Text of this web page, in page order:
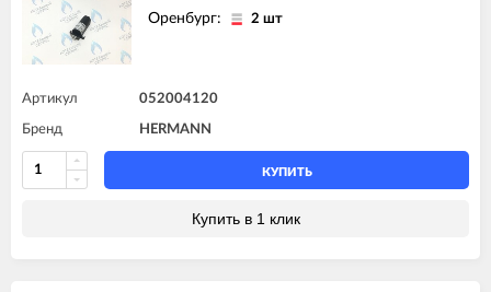
Оренбург: 2 шт
Артикул 052004120
Бренд HERMANN
КУПИТЬ
Купить в 1 клик